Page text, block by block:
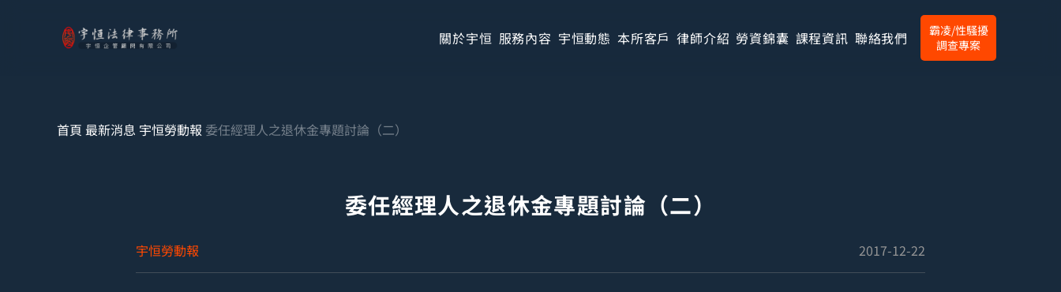
關於宇恒 服務內容 宇恒動態 本所客戶 律師介紹 勞資錦囊 課程資訊 聯絡我們
霸凌/性騷擾
調查專案
首頁 最新消息 宇恒勞動報 委任經理人之退休金專題討論（二）
委任經理人之退休金專題討論（二）
宇恒勞動報 2017-12-22